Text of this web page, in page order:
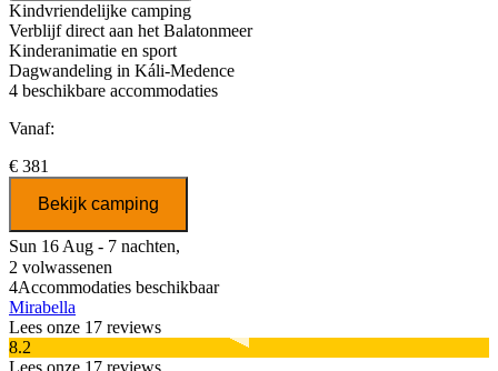
Kindvriendelijke camping
Verblijf direct aan het Balatonmeer
Kinderanimatie en sport
Dagwandeling in Káli-Medence
4 beschikbare accommodaties
Vanaf:
€ 381
Bekijk camping
Sun 16 Aug - 7 nachten,
2 volwassenen
4Accommodaties beschikbaar
Mirabella
Lees onze 17 reviews
8.2